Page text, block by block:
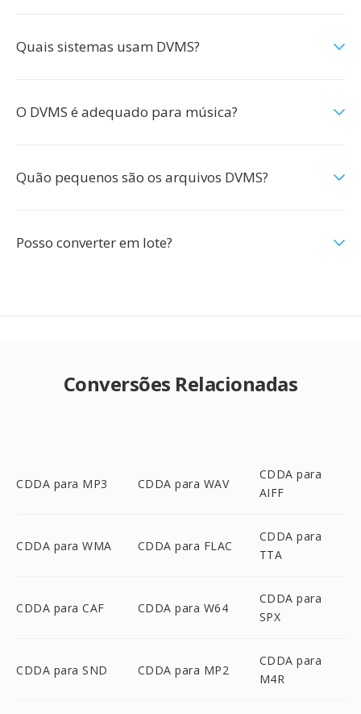
Quais sistemas usam DVMS?
O DVMS é adequado para música?
Quão pequenos são os arquivos DVMS?
Posso converter em lote?
Conversões Relacionadas
CDDA para MP3 CDDA para WAV
CDDA para
AIFF
CDDA para WMA CDDA para FLAC
CDDA para
TTA
CDDA para CAF CDDA para W64
CDDA para
SPX
CDDA para SND CDDA para MP2
CDDA para
M4R